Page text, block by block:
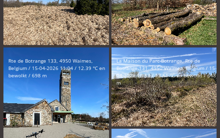
Rte de Botrange 133, 4950 Waimes,
Belgium / 15-04-2026 11:04 / 12.39 °C en
bewolkt / 698 m
La Maison du Parc-Botrange, Rte de
Botrange 131, 4950 Waimes, Belgium / 15-
04-2026 10:53 / 12.61 °C en bewolkt / 648
m